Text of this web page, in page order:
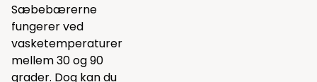
Sæbebærerne
fungerer ved
vasketemperaturer
mellem 30 og 90
grader. Dog kan du